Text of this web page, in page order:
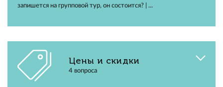
запишется на групповой тур, он состоится? | ...
Цены и скидки
4 вопроса